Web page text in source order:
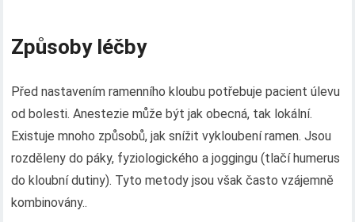
Způsoby léčby
Před nastavením ramenního kloubu potřebuje pacient úlevu
od bolesti. Anestezie může být jak obecná, tak lokální.
Existuje mnoho způsobů, jak snížit vykloubení ramen. Jsou
rozděleny do páky, fyziologického a joggingu (tlačí humerus
do kloubní dutiny). Tyto metody jsou však často vzájemně
kombinovány..